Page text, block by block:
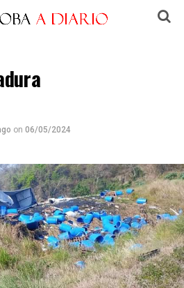
on 06/05/2024